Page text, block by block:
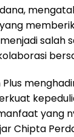
salah
Plus
yang
Chipta